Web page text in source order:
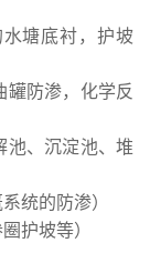
塘底衬，护坡
罐防渗，化学反
池、沉淀池、堆
统的防渗）
护坡等）